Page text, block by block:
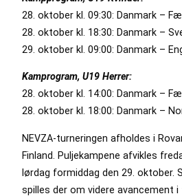
28. oktober kl. 09:30: Danmark –
28. oktober kl. 18:30: Danmark –
29. oktober kl. 09:00: Danmark –
Kamprogram, U19 Herrer:
28. oktober kl. 14:00: Danmark –
28. oktober kl. 18:00: Danmark –
NEVZA-turneringen afholdes i
Finland. Puljekampene afvikles
lørdag formiddag den 29. oktober.
spilles der om videre avancement i